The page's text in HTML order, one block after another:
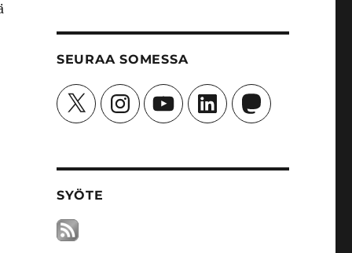
SEURAA SOMESSA
X InstagramYouTubeLinkedInMastodon
SYÖTE